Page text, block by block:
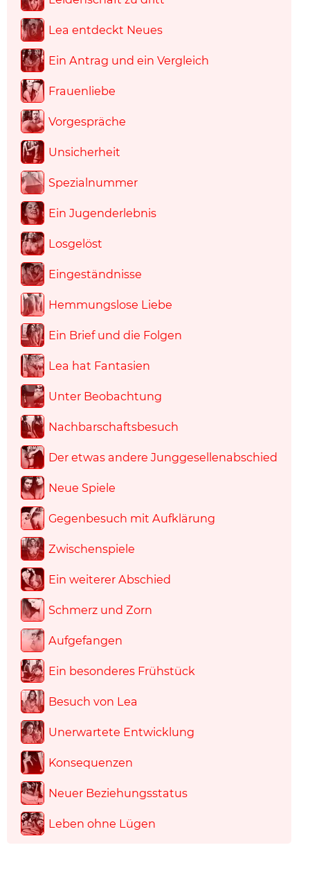
Lea entdeckt Neues
Ein Antrag und ein Vergleich
Frauenliebe
Vorgespräche
Unsicherheit
Spezialnummer
Ein Jugenderlebnis
Losgelöst
Eingeständnisse
Hemmungslose Liebe
Ein Brief und die Folgen
Lea hat Fantasien
Unter Beobachtung
Nachbarschaftsbesuch
Der etwas andere Junggesellenabschied
Neue Spiele
Gegenbesuch mit Aufklärung
Zwischenspiele
Ein weiterer Abschied
Schmerz und Zorn
Aufgefangen
Ein besonderes Frühstück
Besuch von Lea
Unerwartete Entwicklung
Konsequenzen
Neuer Beziehungsstatus
Leben ohne Lügen